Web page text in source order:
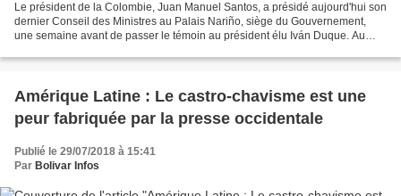
Le président de la Colombie, Juan Manuel Santos, a présidé aujourd'hui son
dernier Conseil des Ministres au Palais Nariño, siège du Gouvernement,
une semaine avant de passer le témoin au président élu Iván Duque. Au
Amérique Latine : Le castro-chavisme est une
peur fabriquée par la presse occidentale
Publié le 29/07/2018 à 15:41
Par Bolivar Infos